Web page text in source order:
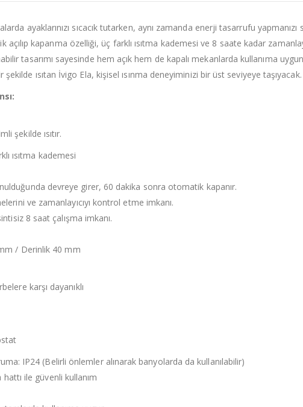
ayaklarınızı sıcacık tutarken, aynı zamanda enerji tasarrufu yapmanızı
kapanma özelliği, üç farklı ısıtma kademesi ve 8 saate kadar
tasarımı sayesinde hem açık hem de kapalı mekanlarda kullanıma
ısıtan İvigo Ela, kişisel ısınma deneyiminizi bir üst seviyeye taşıyacak.
şekilde ısıtır.
ısıtma kademesi
devreye girer, 60 dakika sonra otomatik kapanır.
ve zamanlayıcıyı kontrol etme imkanı.
8 saat çalışma imkanı.
/ Derinlik 40 mm
karşı dayanıklı
IP24 (Belirli önlemler alınarak banyolarda da kullanılabilir)
ile güvenli kullanım